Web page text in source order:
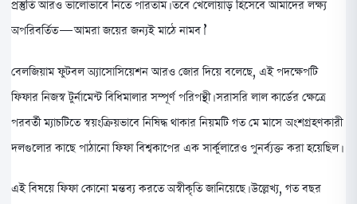
প্রস্তুতি আরও ভালোভাবে নিতে পারতাম। তবে খেলোয়াড় হিসেবে আমাদের লক্ষ্য
অপরিবর্তিত—আমরা জয়ের জন্যই মাঠে নামব।’
বেলজিয়াম ফুটবল অ্যাসোসিয়েশন আরও জোর দিয়ে বলেছে, এই পদক্ষেপটি
ফিফার নিজস্ব টুর্নামেন্ট বিধিমালার সম্পূর্ণ পরিপন্থী। সরাসরি লাল কার্ডের ক্ষেত্রে
পরবর্তী ম্যাচটিতে স্বয়ংক্রিয়ভাবে নিষিদ্ধ থাকার নিয়মটি গত মে মাসে অংশগ্রহণকারী
দলগুলোর কাছে পাঠানো ফিফা বিশ্বকাপের এক সার্কুলারেও পুনর্ব্যক্ত করা হয়েছিল।
এই বিষয়ে ফিফা কোনো মন্তব্য করতে অস্বীকৃতি জানিয়েছে। উল্লেখ্য, গত বছর